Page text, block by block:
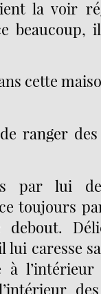
la voir
beaucoup,
cette
ranger
par lui
toujours
debout.
lui caresse
l’intérieur